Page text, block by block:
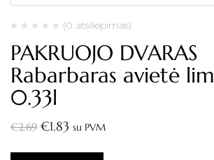
(0 atsiliepimas)
PAKRUOJO DVARAS
Rabarbaras avietė
0.33l
€2.69 €1.83 su PVM